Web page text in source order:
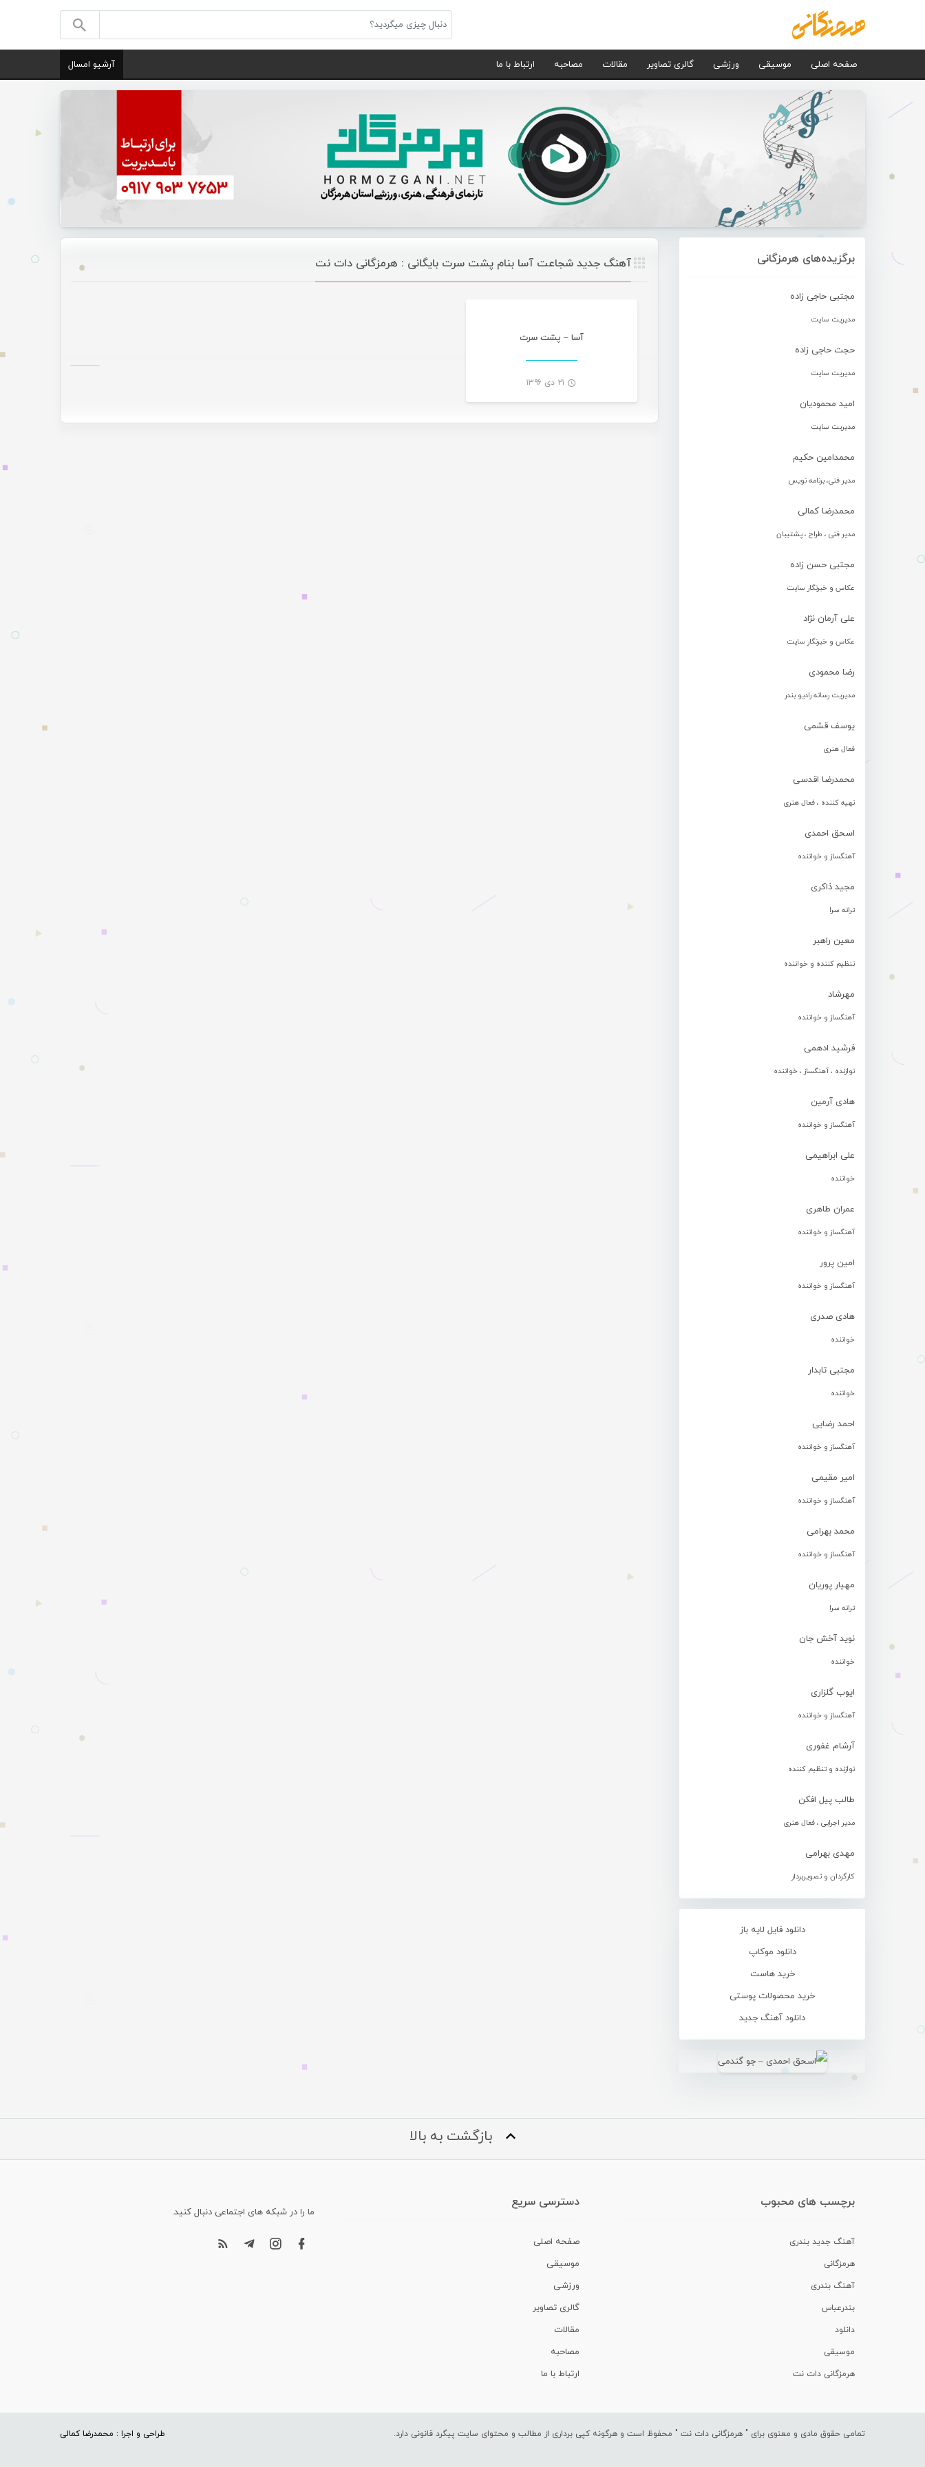
صفحه اصلی موسیقی ورزشی گالری تصاویر مقالات مصاحبه ارتباط با ما آرشیو امسال
برگزیده‌های هرمزگانی
مجتبی حاجی زاده
مدیریت سایت
حجت حاجی زاده
مدیریت سایت
امید محمودیان
مدیریت سایت
محمدامین حکیم
مدیر فنی، برنامه نویس
محمدرضا کمالی
مدیر فنی ، طراح ، پشتیبان
مجتبی حسن زاده
عکاس و خبرنگار سایت
علی آرمان نژاد
عکاس و خبرنگار سایت
رضا محمودی
مدیریت رسانه رادیو بندر
یوسف قشمی
فعال هنری
محمدرضا اقدسی
تهیه کننده ، فعال هنری
اسحق احمدی
آهنگساز و خواننده
مجید ذاکری
ترانه سرا
معین راهبر
تنظیم کننده و خواننده
مهرشاد
آهنگساز و خواننده
فرشید ادهمی
نوازنده ، آهنگساز ، خواننده
هادی آرمین
آهنگساز و خواننده
علی ابراهیمی
خواننده
عمران طاهری
آهنگساز و خواننده
امین پرور
آهنگساز و خواننده
هادی صدری
خواننده
مجتبی تابدار
خواننده
احمد رضایی
آهنگساز و خواننده
امیر مقیمی
آهنگساز و خواننده
محمد بهرامی
آهنگساز و خواننده
مهیار پوریان
ترانه سرا
نوید آخش جان
خواننده
ایوب گلزاری
آهنگساز و خواننده
آرشام غفوری
نوازنده و تنظیم کننده
طالب پیل افکن
مدیر اجرایی ، فعال هنری
مهدی بهرامی
کارگردان و تصویربردار
دانلود فایل لایه باز
دانلود موکاپ
خرید هاست
خرید محصولات پوستی
دانلود آهنگ جدید
آهنگ جدید شجاعت آسا بنام پشت سرت بایگانی : هرمزگانی دات نت
موسیقی
آسا – پشت سرت
۲۱ دی ۱۳۹۶
بازگشت به بالا
برچسب های محبوب
آهنگ جدید بندری
هرمزگانی
آهنگ بندری
بندرعباس
دانلود
موسیقی
هرمزگانی دات نت
دسترسی سریع
صفحه اصلی
موسیقی
ورزشی
گالری تصاویر
مقالات
مصاحبه
ارتباط با ما
ما را در شبکه های اجتماعی دنبال کنید.
تمامی حقوق مادی و معنوی برای " هرمزگانی دات نت " محفوظ است و هرگونه کپی برداری از مطالب و محتوای سایت پیگرد قانونی دارد. طراحی و اجرا : محمدرضا کمالی